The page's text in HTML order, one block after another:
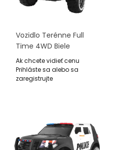
Vozidlo Terénne Full
Time 4WD Biele
Ak chcete vidieť cenu
Prihláste sa alebo sa
zaregistrujte